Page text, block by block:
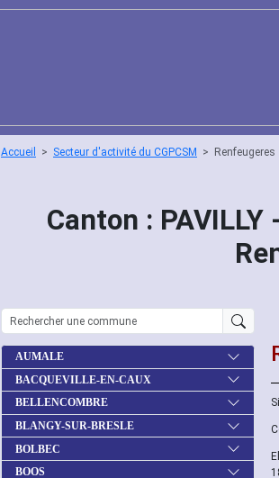
Accueil Secteur d'activité du CGPCSM Renfeugeres
Canton :
AUMALE
BACQUEVILLE-EN-CAUX
BELLENCOMBRE
BLANGY-SUR-BRESLE
BOLBEC
BOOS